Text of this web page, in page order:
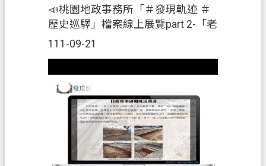
（每場次10人以上）#預約導覽解說
服務。|☎️ #預約專線：03-
3695588#405 莊小姐|歡迎踴躍參展
111-09-21
📣桃園地政事務所「＃發現軌迹 ＃
歷史巡驛」檔案線上展覽part 2-「老
倉庫新生命」|在本所4樓展出「發現
道願景館(建築物)，並結合桃園火車
站的簿籍、圖籍及地價來一場軌迹
巡驛。|另外，3樓的「桃園地政時光
列車」，介紹簿籍的演變及權狀的
「狀歷世紀」，歡迎大家來參展。|
📅#展覽時間：#自111年8月31日至